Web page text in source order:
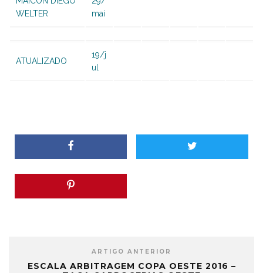
WELTER
mai
ATUALIZADO
19/j
ul
ARTIGO ANTERIOR
ESCALA ARBITRAGEM COPA OESTE 2016 –